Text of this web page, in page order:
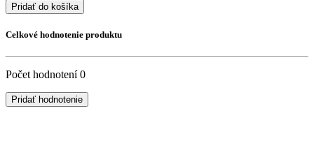
Pridať do košíka
Celkové hodnotenie produktu
Počet hodnotení0
Pridať hodnotenie